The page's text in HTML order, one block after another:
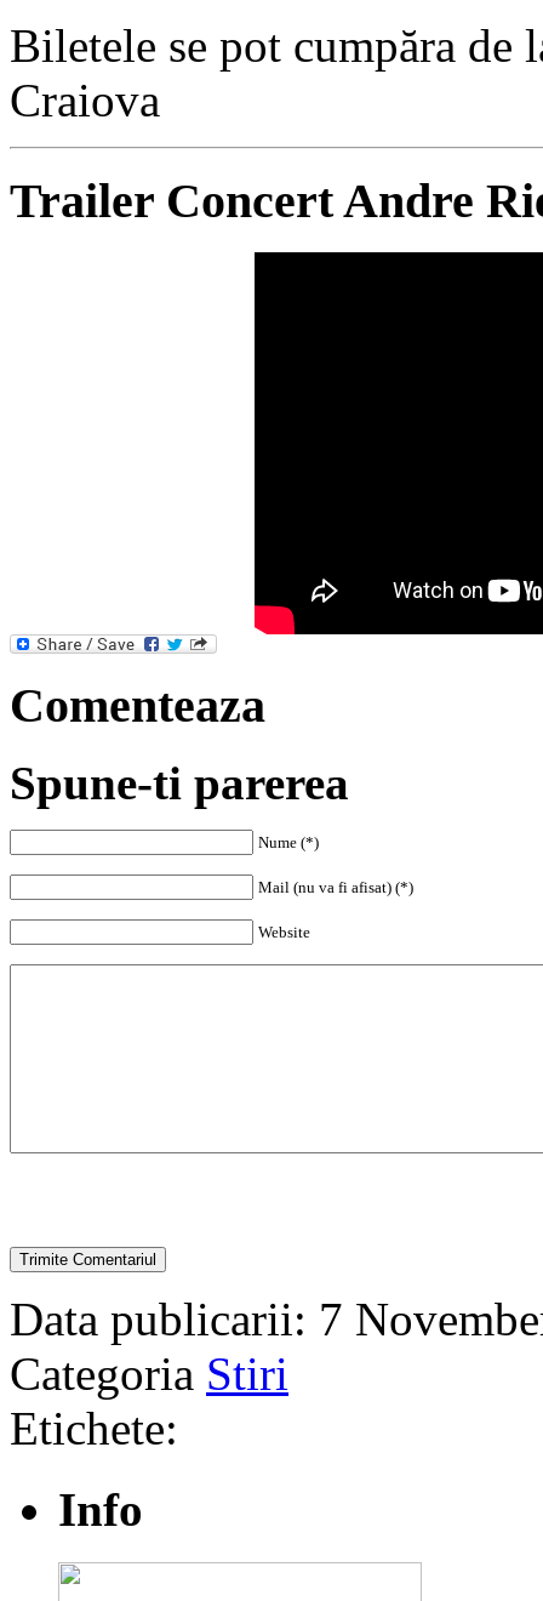
Biletele se pot cumpăra de
Craiova
Trailer Concert Andre
Comenteaza
Spune-ti parerea
Nume (*)
Mail (nu va fi afisat) (*)
Website
Data publicarii: 7
Categoria Stiri
Etichete:
Info